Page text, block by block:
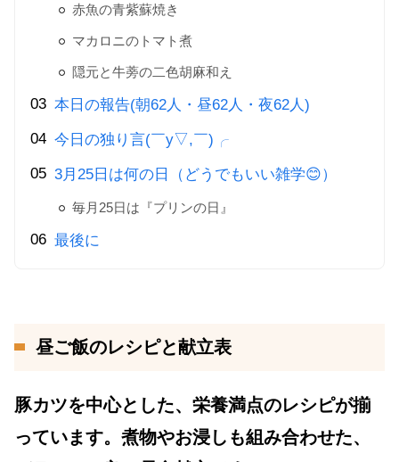
赤魚の青紫蘇焼き
マカロニのトマト煮
隠元と牛蒡の二色胡麻和え
本日の報告(朝62人・昼62人・夜62人)
今日の独り言(￣y▽,￣)╭
3月25日は何の日（どうでもいい雑学😊）
毎月25日は『プリンの日』
最後に
昼ご飯のレシピと献立表
豚カツを中心とした、栄養満点のレシピが揃
っています。煮物やお浸しも組み合わせた、